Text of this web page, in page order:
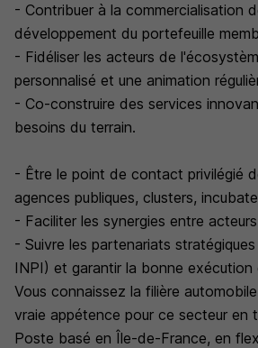
- Contribuer à la commercialisation
développement du portefeuille
- Fidéliser les acteurs de
personnalisé et une animation
- Co-construire des services
besoins du terrain.
- Être le point de contact privilégié
agences publiques, clusters,
- Faciliter les synergies entre
- Suivre les partenariats
INPI) et garantir la bonne exécution
Vous connaissez la filière
vraie appétence pour ce secteur en
Poste basé en Île-de-France, en